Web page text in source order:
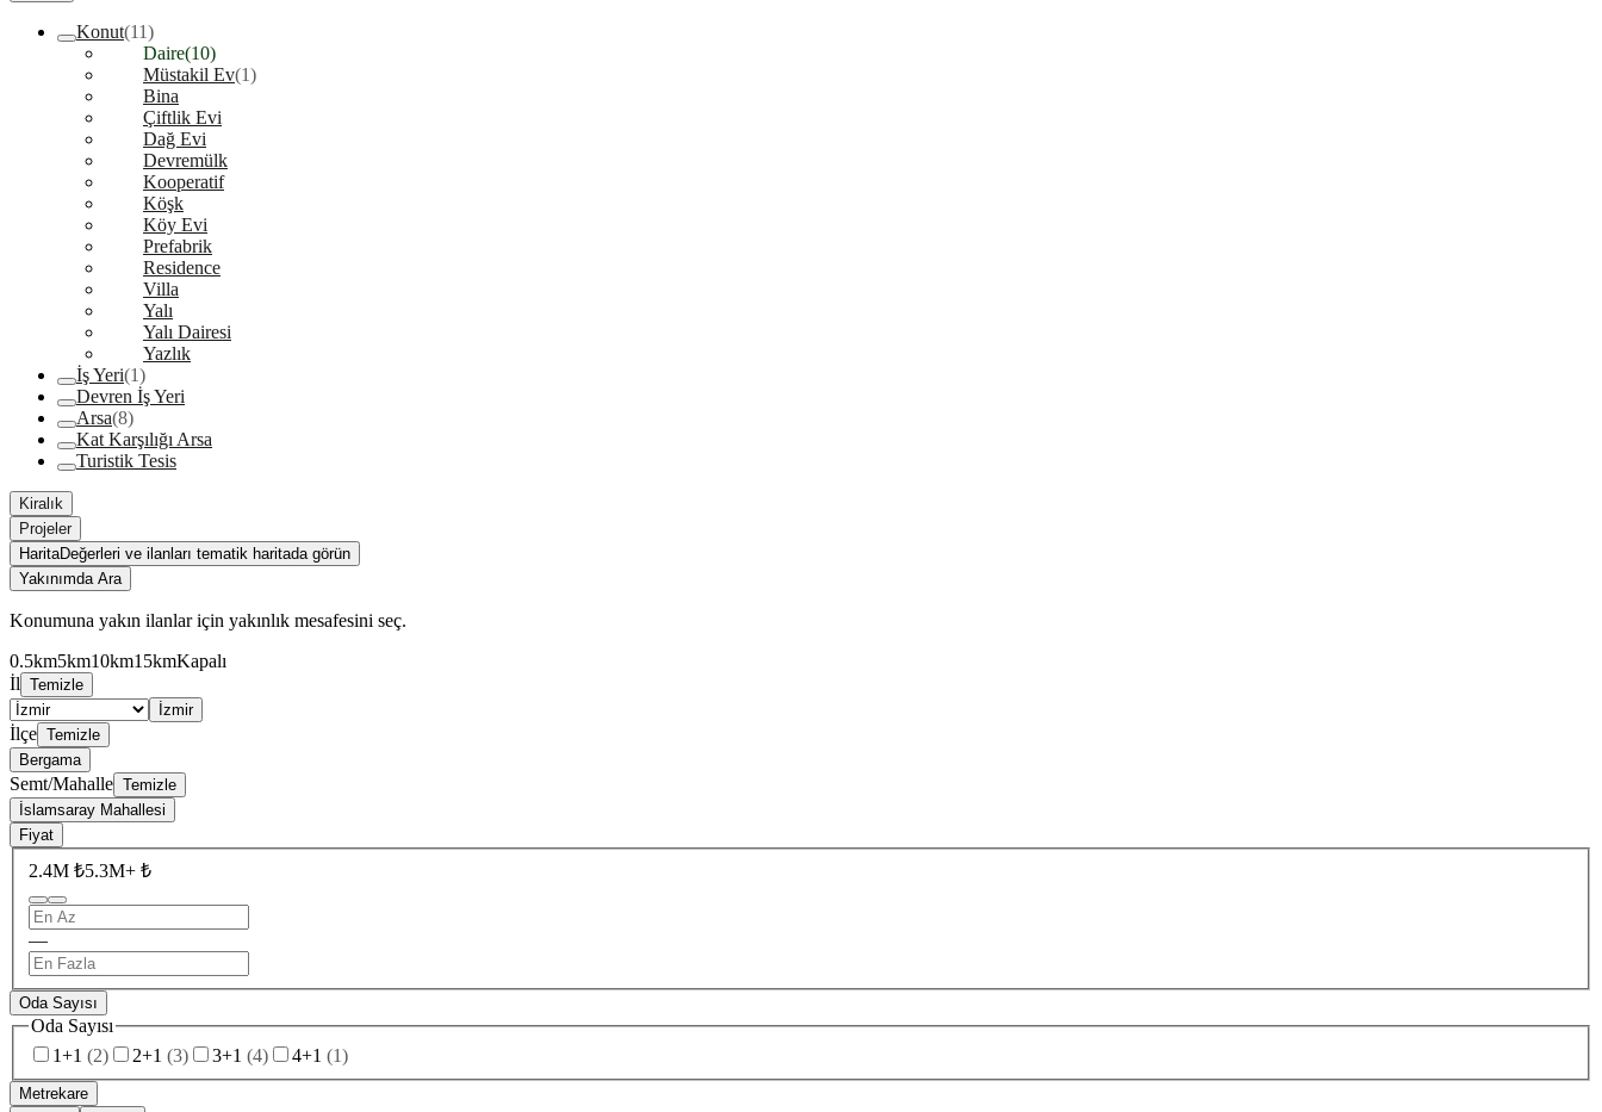
Konut(11)
Daire(10)
Müstakil Ev(1)
Bina
Çiftlik Evi
Dağ Evi
Devremülk
Kooperatif
Köşk
Köy Evi
Prefabrik
Residence
Villa
Yalı
Yalı Dairesi
Yazlık
İş Yeri(1)
Devren İş Yeri
Arsa(8)
Kat Karşılığı Arsa
Turistik Tesis
Kiralık
Projeler
HaritaDeğerleri ve ilanları tematik haritada görün
Yakınımda Ara
Konumuna yakın ilanlar için yakınlık mesafesini seç.
0.5km5km10km15kmKapalı
İl Temizle
İzmir
İlçe Temizle
Bergama
Semt/Mahalle Temizle
İslamsaray Mahallesi
Fiyat
2.4M ₺5.3M+ ₺
—
Oda Sayısı
Oda Sayısı
1+1 (2) 2+1 (3) 3+1 (4) 4+1 (1)
Metrekare